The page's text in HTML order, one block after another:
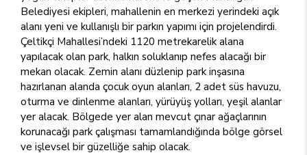
Belediyesi ekipleri, mahallenin en merkezi yerindeki açık
alanı yeni ve kullanışlı bir parkın yapımı için projelendirdi.
Çeltikçi Mahallesi’ndeki 1120 metrekarelik alana
yapılacak olan park, halkın soluklanıp nefes alacağı bir
mekan olacak. Zemin alanı düzlenip park inşasına
hazırlanan alanda çocuk oyun alanları, 2 adet süs havuzu,
oturma ve dinlenme alanları, yürüyüş yolları, yeşil alanlar
yer alacak. Bölgede yer alan mevcut çınar ağaçlarının
korunacağı park çalışması tamamlandığında bölge görsel
ve işlevsel bir güzelliğe sahip olacak.